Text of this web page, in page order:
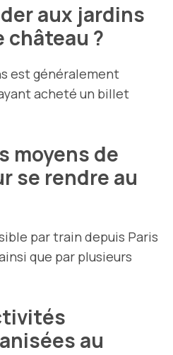
aux jardins
château ?
est généralement
acheté un billet
moyens de
se rendre au
par train depuis Paris
que par plusieurs
au